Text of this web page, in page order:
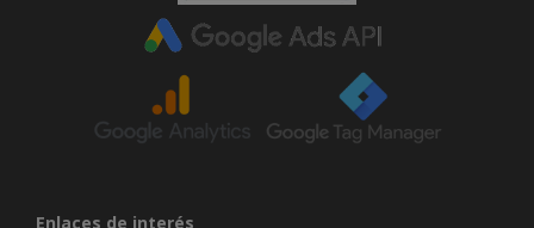
Enlaces de interés